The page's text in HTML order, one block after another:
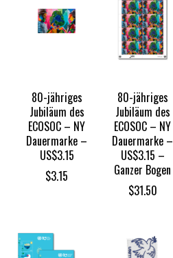
80-jähriges
Jubiläum des
ECOSOC – NY
Dauermarke –
US$3.15
$3.15
80-jähriges
Jubiläum des
ECOSOC – NY
Dauermarke –
US$3.15 –
Ganzer Bogen
$31.50